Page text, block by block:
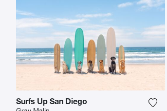
Surfs Up San Diego